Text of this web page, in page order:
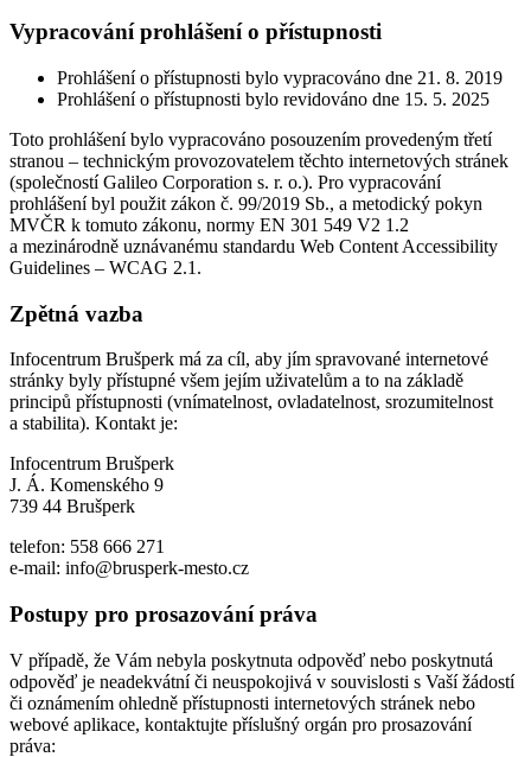
Vypracování prohlášení o přístupnosti
Prohlášení o přístupnosti bylo vypracováno dne 21. 8. 2019
Prohlášení o přístupnosti bylo revidováno dne 15. 5. 2025
Toto prohlášení bylo vypracováno posouzením provedeným třetí
stranou – technickým provozovatelem těchto internetových stránek
(společností Galileo Corporation s. r. o.). Pro vypracování
prohlášení byl použit zákon č. 99/2019 Sb., a metodický pokyn
MVČR k tomuto zákonu, normy EN 301 549 V2 1.2
a mezinárodně uznávanému standardu Web Content Accessibility
Guidelines – WCAG 2.1.
Zpětná vazba
Infocentrum Brušperk má za cíl, aby jím spravované internetové
stránky byly přístupné všem jejím uživatelům a to na základě
principů přístupnosti (vnímatelnost, ovladatelnost, srozumitelnost
a stabilita). Kontakt je:
Infocentrum Brušperk
J. Á. Komenského 9
739 44 Brušperk
telefon: 558 666 271
e-mail: info@brusperk-mesto.cz
Postupy pro prosazování práva
V případě, že Vám nebyla poskytnuta odpověď nebo poskytnutá
odpověď je neadekvátní či neuspokojivá v souvislosti s Vaší žádostí
či oznámením ohledně přístupnosti internetových stránek nebo
webové aplikace, kontaktujte příslušný orgán pro prosazování
práva: